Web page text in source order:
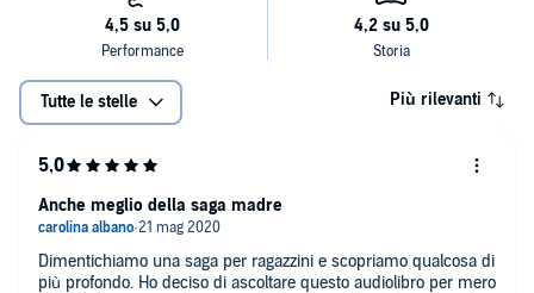
Tutte le stelle Più rilevanti
Dimentichiamo una saga per ragazzini e scopriamo qualcosa di
più profondo. Ho deciso di ascoltare questo audiolibro per mero
Anche meglio della saga madre